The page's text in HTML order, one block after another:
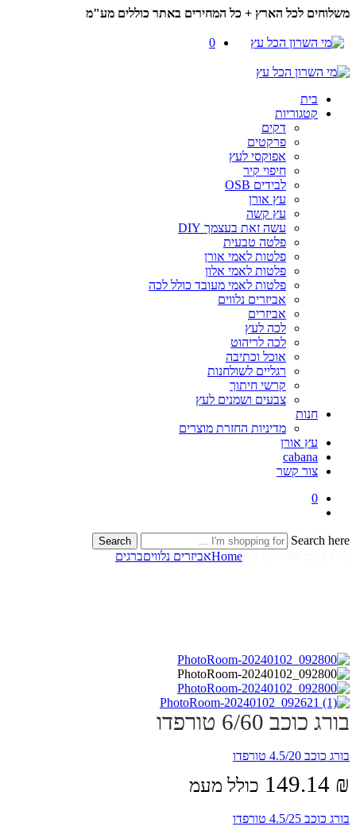
משלוחים לכל הארץ + כל המחירים באתר כוללים מע"מ
0
בית
קטגוריות
דקים
פרקטים
אפוקסי לעץ
חיפוי קיר
לבידים OSB
עץ אורן
עץ קשה
עשה זאת בעצמך DIY
פלטה טבעית
פלטות לאמי אורן
פלטות לאמי אלון
פלטות לאמי מעובד כולל לכה
אביזרים נלווים
אביזרים
לכה לעץ
לכה לריהוט
אוכל וכתיבה
רגליים לשולחנות
קרשי חיתוך
צבעים ושמנים לעץ
חנות
מדיניות החזרת מוצרים
עץ אורן
cabana
צור קשר
0
Search here
Search
Homeאביזרים נלוויםברגים
בורג כוכב 6/60 טורפדו
בורג כוכב 4.5/20 טורפדו
149.14 ₪ כולל מעמ
בורג כוכב 4.5/25 טורפדו